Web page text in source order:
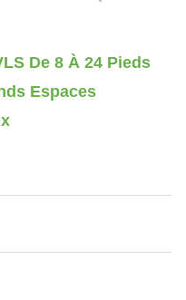
De 8 À 24 Pieds
Espaces